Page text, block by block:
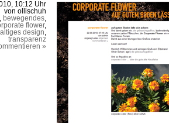
10:12 Uhr
von ollischuh
bewegendes
flower,
design
transparenz
»